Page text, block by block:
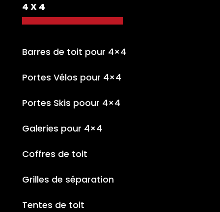
4 X 4
Barres de toit pour 4×4
Portes Vélos pour 4×4
Portes Skis poour 4×4
Galeries pour 4×4
Coffres de toit
Grilles de séparation
Tentes de toit